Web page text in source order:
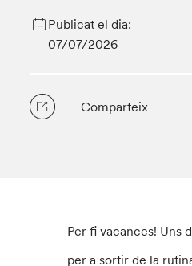
Publicat el dia:
07/07/2026
Comparteix
Per fi vacances! Uns
per a sortir de la